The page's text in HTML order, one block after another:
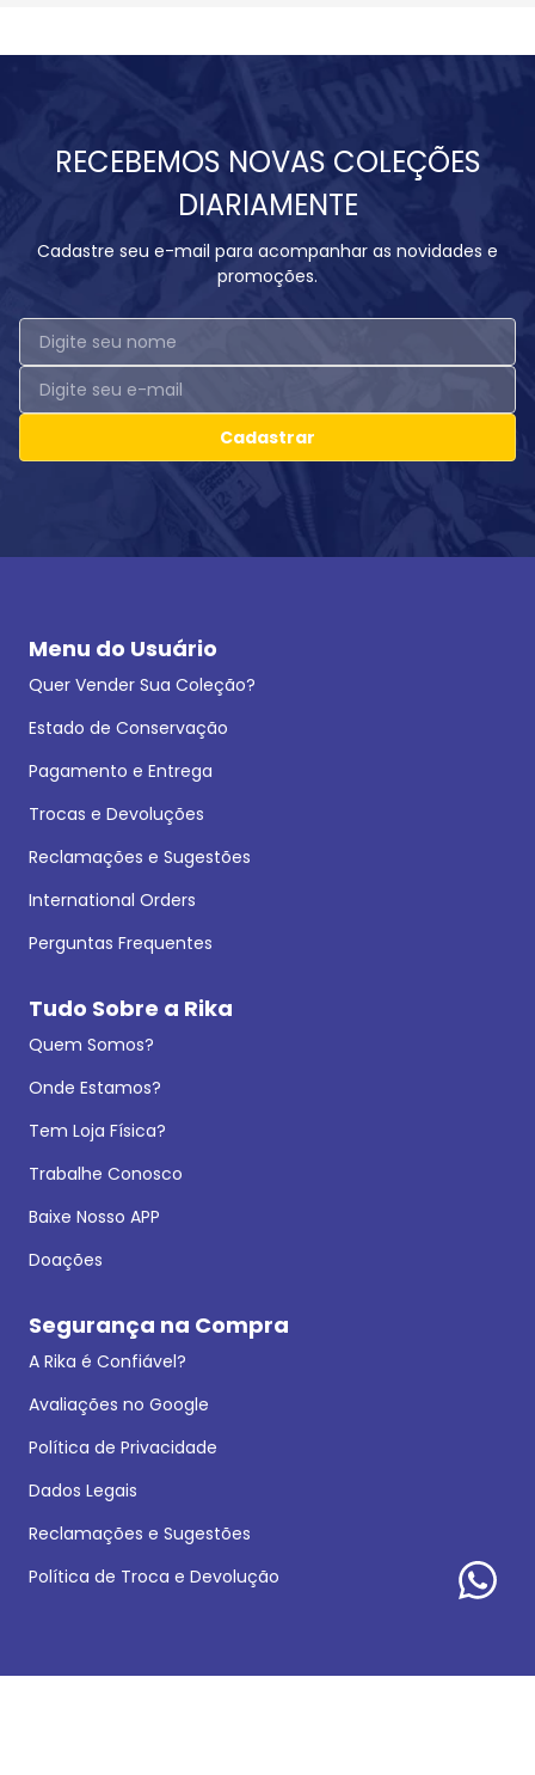
RECEBEMOS NOVAS COLEÇÕES
DIARIAMENTE
Cadastre seu e-mail para acompanhar as novidades e
promoções.
Cadastrar
Menu do Usuário
Quer Vender Sua Coleção?
Estado de Conservação
Pagamento e Entrega
Trocas e Devoluções
Reclamações e Sugestões
International Orders
Perguntas Frequentes
Tudo Sobre a Rika
Quem Somos?
Onde Estamos?
Tem Loja Física?
Trabalhe Conosco
Baixe Nosso APP
Doações
Segurança na Compra
A Rika é Confiável?
Avaliações no Google
Política de Privacidade
Dados Legais
Reclamações e Sugestões
Política de Troca e Devolução
Formas de pagamento